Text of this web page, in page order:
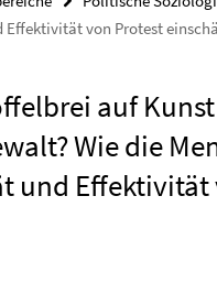
von Protest
auf
Wie die
und Effektivität